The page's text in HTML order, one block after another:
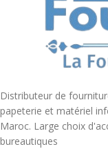
Distributeur de
papeterie et matériel
Maroc. Large choix
bureautiques